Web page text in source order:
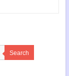
Search